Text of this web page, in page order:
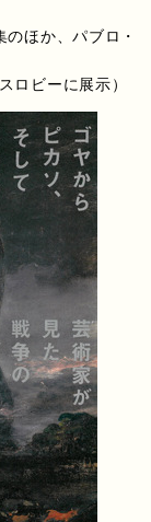
ほか、パブロ・
ーに展示）